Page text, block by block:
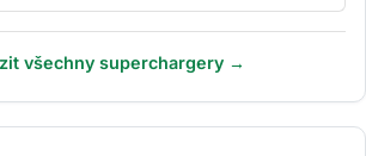
všechny superchargery →